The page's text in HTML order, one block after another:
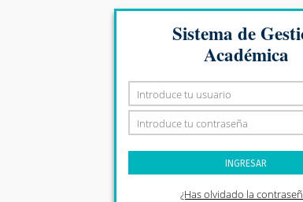
Sistema de
Académica
INGRESAR
¿Has olvidado la